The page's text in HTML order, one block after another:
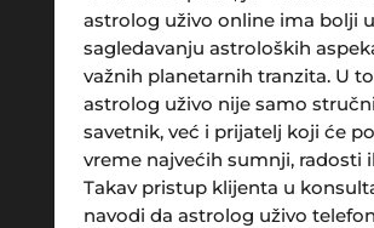
astrolog uživo online ima bolji
sagledavanju astroloških
važnih planetarnih tranzita. U
astrolog uživo nije samo stručni
savetnik, već i prijatelj koji će
vreme najvećih sumnji, radosti
Takav pristup klijenta u
navodi da astrolog uživo